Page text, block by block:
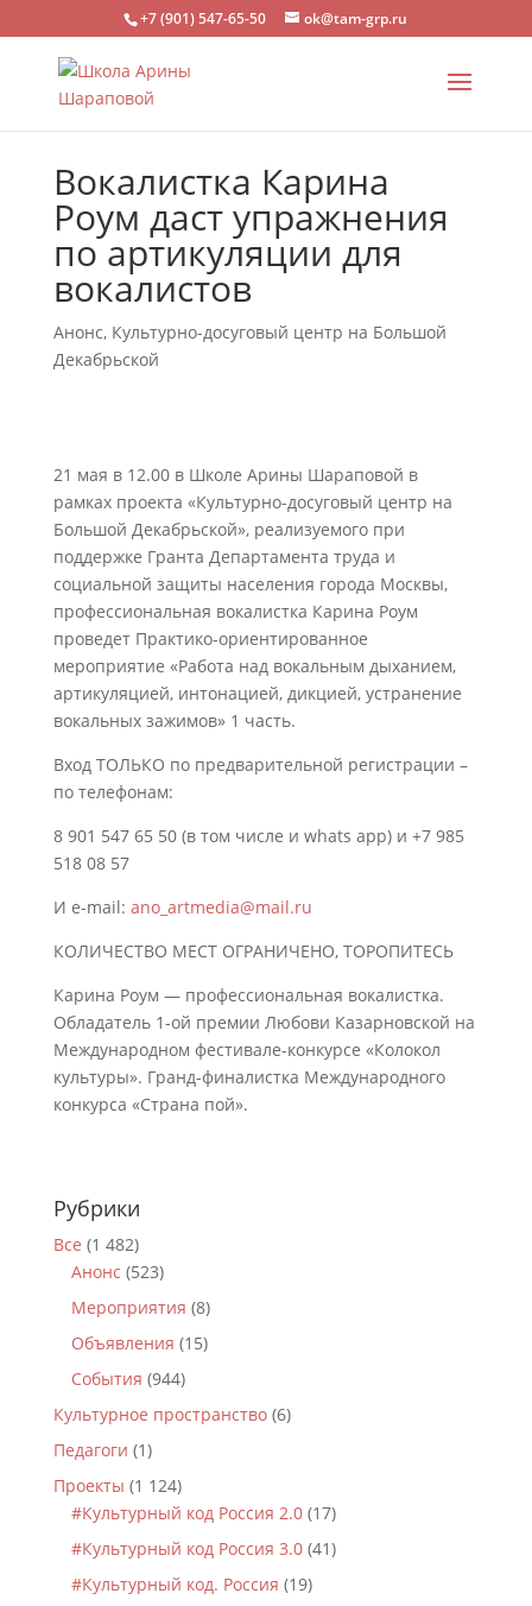
+7 (901) 547-65-50 ok@tam-grp.ru
Вокалистка Карина
Роум даст упражнения
по артикуляции для
вокалистов
Анонс, Культурно-досуговый центр на Большой
Декабрьской
21 мая в 12.00 в Школе Арины Шараповой в
рамках проекта «Культурно-досуговый центр на
Большой Декабрьской», реализуемого при
поддержке Гранта Департамента труда и
социальной защиты населения города Москвы,
профессиональная вокалистка Карина Роум
проведет Практико-ориентированное
мероприятие «Работа над вокальным дыханием,
артикуляцией, интонацией, дикцией, устранение
вокальных зажимов» 1 часть.
Вход ТОЛЬКО по предварительной регистрации –
по телефонам:
8 901 547 65 50 (в том числе и whats app) и +7 985
518 08 57
И e-mail: ano_artmedia@mail.ru
КОЛИЧЕСТВО МЕСТ ОГРАНИЧЕНО, ТОРОПИТЕСЬ
Карина Роум — профессиональная вокалистка.
Обладатель 1-ой премии Любови Казарновской на
Международном фестивале-конкурсе «Колокол
культуры». Гранд-финалистка Международного
конкурса «Страна пой».
Рубрики
Все (1 482)
Анонс (523)
Мероприятия (8)
Объявления (15)
События (944)
Культурное пространство(6)
Педагоги (1)
Проекты (1 124)
#Культурный код Россия 2.0(17)
#Культурный код Россия 3.0(41)
#Культурный код. Россия (19)